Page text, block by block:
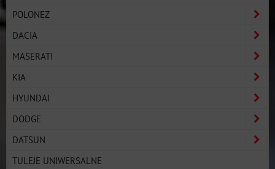
POLONEZ
DACIA
MASERATI
KIA
HYUNDAI
DODGE
DATSUN
TULEJE UNIWERSALNE